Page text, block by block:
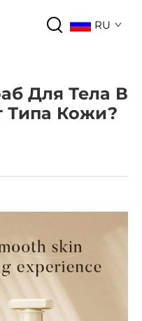
RU
Для Тела В
Типа Кожи?